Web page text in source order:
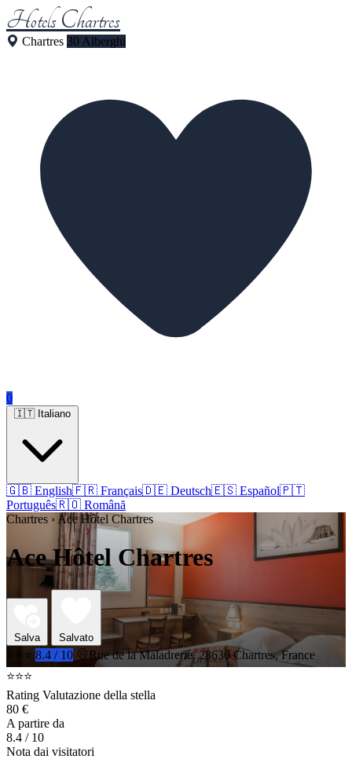
Hotels Chartres
Chartres 30 Alberghi
0
🇬🇧 English🇫🇷 Français🇩🇪 Deutsch🇪🇸 Español🇵🇹
Português🇷🇴 Română
Chartres › Ace Hôtel Chartres
Ace Hôtel Chartres
Salva Salvato
⭐⭐⭐ 8.4 / 10
Rue de la Maladrerie, 28630 Chartres, France
⭐⭐⭐
Rating Valutazione della stella
80 €
A partire da
8.4 / 10
Nota dai visitatori